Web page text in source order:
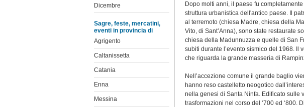
Dopo molti anni, il paese fu
struttura urbanistica dell'antico paese. Il
al terremoto (chiesa Madre, chiesa della
Vito, di Sant’Anna), sono state restaurate
chiesa della Madunnuzza e quelle di San
subiti durante l’evento sismico del 1968. Il
che riguarda la grande masseria di
Nell’accezione comune il grande baglio
hanno reso castelletto neogotico
nella genesi di Santa Ninfa. Edificato sulle
trasformazioni nel corso del ‘700 ed ‘800.
Dicembre
Sagre, feste, mercatini,
eventi in provincia di
Agrigento
Caltanissetta
Catania
Enna
Messina